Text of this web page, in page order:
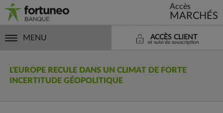
Accès
MARCHÉS
MENU ACCÈS CLIENT
et suivi de souscription
L'EUROPE RECULE DANS UN CLIMAT DE FORTE
INCERTITUDE GÉOPOLITIQUE